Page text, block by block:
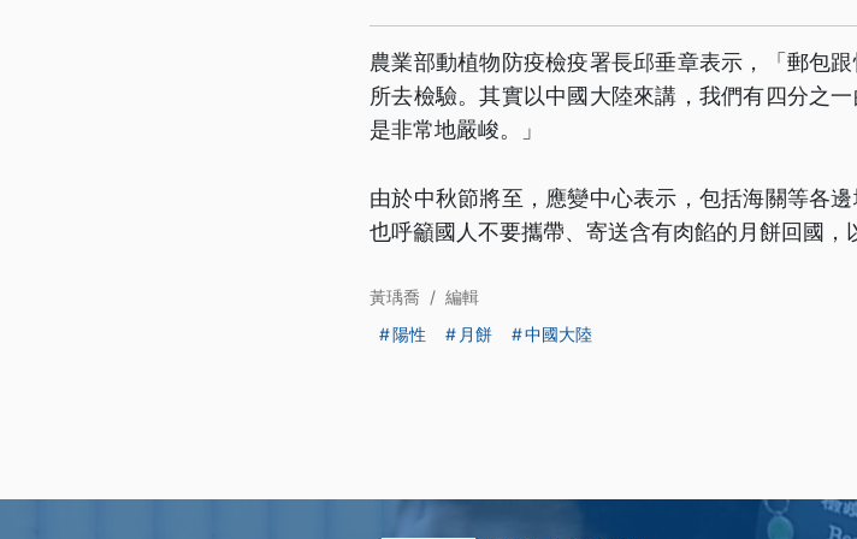
農業部動植物防疫檢疫署長邱垂章表示，「郵包
所去檢驗。其實以中國大陸來講，我們有四分之
是非常地嚴峻。」
由於中秋節將至，應變中心表示，包括海關等各
也呼籲國人不要攜帶、寄送含有肉餡的月餅回國，
黃瑀喬 / 編輯
陽性
月餅 中國大陸